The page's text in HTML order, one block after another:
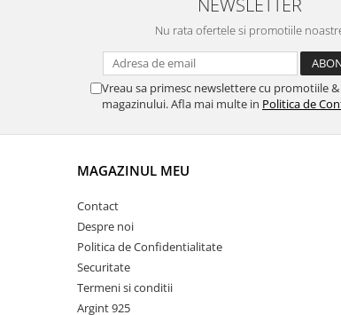
Nu rata ofertele si promotiile
Vreau sa primesc newslettere cu promotiile
magazinului. Afla mai multe in Politica de
MAGAZINUL MEU
Contact
Despre noi
Politica de Confidentialitate
Securitate
Termeni si conditii
Argint 925